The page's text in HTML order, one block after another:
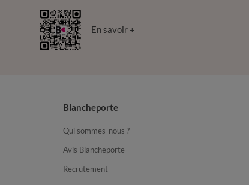
En savoir +
Blancheporte
Qui sommes-nous ?
Avis Blancheporte
Recrutement